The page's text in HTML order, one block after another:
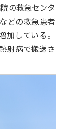
の救急センタ
どの救急患者
加している。
射病で搬送さ